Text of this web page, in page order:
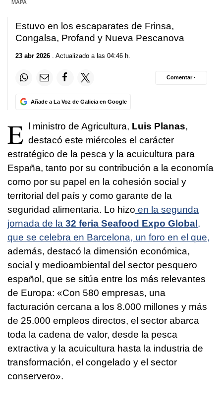
MAPA
Estuvo en los escaparates de Frinsa,
Congalsa, Profand y Nueva Pescanova
23 abr 2026 . Actualizado a las 04:46 h.
Añade a La Voz de Galicia en Google
Comentar ·
E l ministro de Agricultura, Luis Planas,
destacó este miércoles el carácter
estratégico de la pesca y la acuicultura para
España, tanto por su contribución a la economía
como por su papel en la cohesión social y
territorial del país y como garante de la
seguridad alimentaria. Lo hizo en la segunda
jornada de la 32 feria Seafood Expo Global,
que se celebra en Barcelona, un foro en el que,
además, destacó la dimensión económica,
social y medioambiental del sector pesquero
español, que se sitúa entre los más relevantes
de Europa: «Con 580 empresas, una
facturación cercana a los 8.000 millones y más
de 25.000 empleos directos, el sector abarca
toda la cadena de valor, desde la pesca
extractiva y la acuicultura hasta la industria de
transformación, el congelado y el sector
conservero».